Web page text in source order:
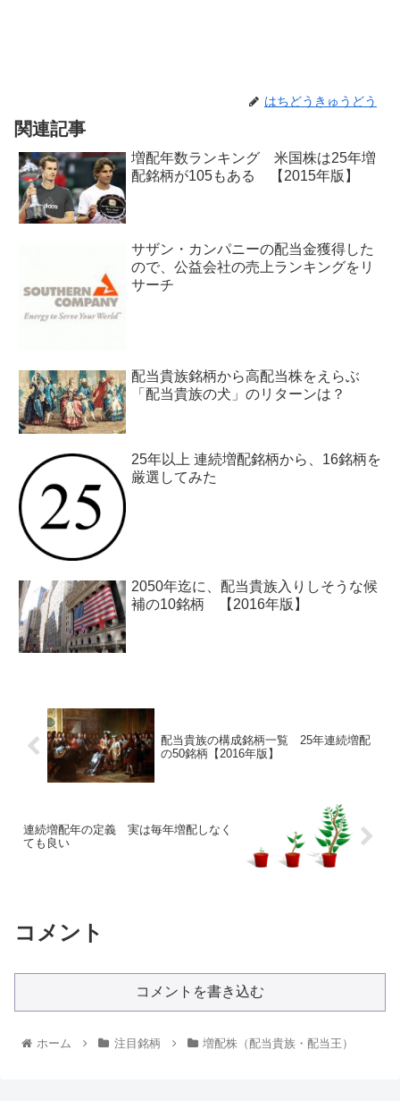
はちどうきゅうどう
関連記事
増配年数ランキング 米国株は25年増
配銘柄が105もある 【2015年版】
サザン・カンパニーの配当金獲得した
ので、公益会社の売上ランキングをリ
サーチ
配当貴族銘柄から高配当株をえらぶ
「配当貴族の犬」のリターンは？
25年以上 連続増配銘柄から、16銘柄を
厳選してみた
2050年迄に、配当貴族入りしそうな候
補の10銘柄 【2016年版】
配当貴族の構成銘柄一覧 25年連続増配
の50銘柄【2016年版】
連続増配年の定義 実は毎年増配しなく
ても良い
コメント
コメントを書き込む
ホーム 注目銘柄 増配株（配当貴族・配当王）